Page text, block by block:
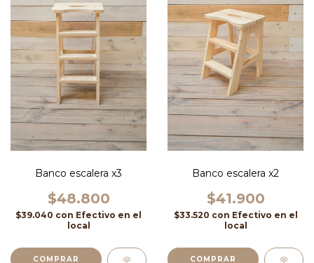
Banco escalera x3
$48.800
$39.040 con Efectivo en el
local
Banco escalera x2
$41.900
$33.520 con Efectivo en el
local